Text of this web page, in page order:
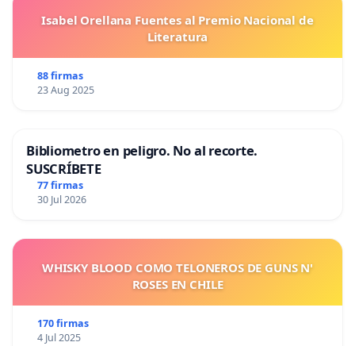
Isabel Orellana Fuentes al Premio Nacional de
Literatura
88 firmas
23 Aug 2025
Bibliometro en peligro. No al recorte.
SUSCRÍBETE
77 firmas
30 Jul 2026
WHISKY BLOOD COMO TELONEROS DE GUNS N'
ROSES EN CHILE
170 firmas
4 Jul 2025